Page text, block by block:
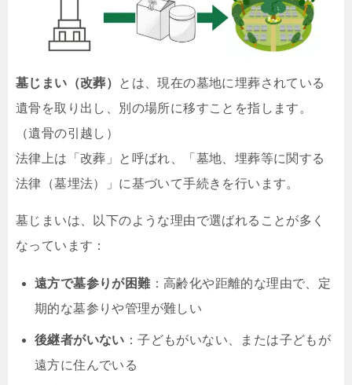
墓じまい（改葬）
とは、現在の墓地に埋葬されている
遺骨を取り出し、別の場所に移すことを指します。
（遺骨の引越し）
法律上は「改葬」と呼ばれ、「墓地、埋葬等に関する
法律（墓埋法）」に基づいて手続きを行います。
墓じまいは、以下のような理由で選ばれることが多く
なっています：
遠方で墓参りが困難：高齢化や距離的な理由で、定
期的な墓参りや管理が難しい
後継者がいない ：子どもがいない、または子どもが
遠方に住んでいる